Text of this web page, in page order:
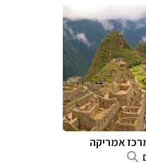
אמריקה